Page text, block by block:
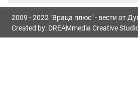
2009 - 2022 "Враца плюс" - вести от
Created by: DREAMmedia Creative